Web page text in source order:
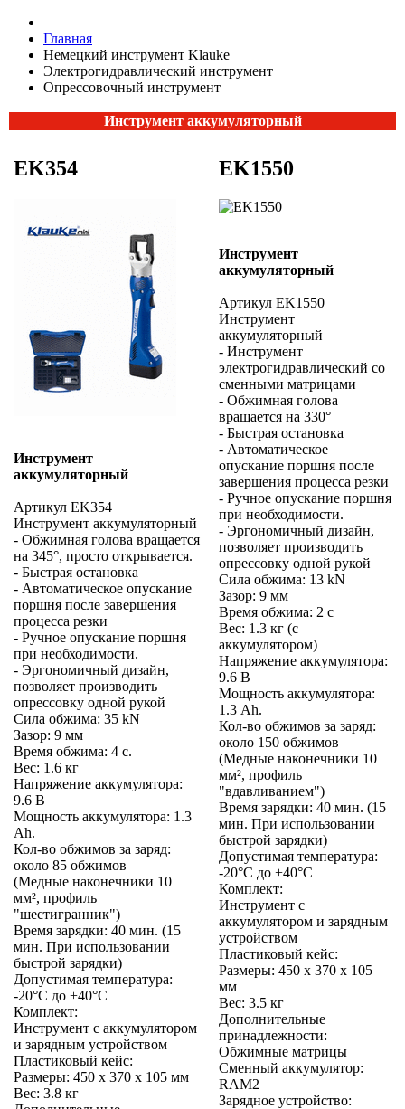
Главная
Немецкий инструмент Klauke
Электрогидравлический инструмент
Опрессовочный инструмент
Инструмент аккумуляторный
EK354
Инструмент
аккумуляторный
Артикул EK354
Инструмент аккумуляторный
- Обжимная голова вращается
на 345°, просто открывается.
- Быстрая остановка
- Автоматическое опускание
поршня после завершения
процесса резки
- Ручное опускание поршня
при необходимости.
- Эргономичный дизайн,
позволяет производить
опрессовку одной рукой
Сила обжима: 35 kN
Зазор: 9 мм
Время обжима: 4 с.
Вес: 1.6 кг
Напряжение аккумулятора:
9.6 В
Мощность аккумулятора: 1.3
Ah.
Кол-во обжимов за заряд:
около 85 обжимов
(Медные наконечники 10
мм², профиль
"шестигранник")
Время зарядки: 40 мин. (15
мин. При использовании
быстрой зарядки)
Допустимая температура:
-20°C до +40°C
Комплект:
Инструмент с аккумулятором
и зарядным устройством
Пластиковый кейс:
Размеры: 450 x 370 x 105 мм
Вес: 3.8 кг
EK1550
Инструмент
аккумуляторный
Артикул EK1550
Инструмент
аккумуляторный
- Инструмент
электрогидравлический со
сменными матрицами
- Обжимная голова
вращается на 330°
- Быстрая остановка
- Автоматическое
опускание поршня после
завершения процесса резки
- Ручное опускание поршня
при необходимости.
- Эргономичный дизайн,
позволяет производить
опрессовку одной рукой
Сила обжима: 13 kN
Зазор: 9 мм
Время обжима: 2 с
Вес: 1.3 кг (с
аккумулятором)
Напряжение аккумулятора:
9.6 В
Мощность аккумулятора:
1.3 Ah.
Кол-во обжимов за заряд:
около 150 обжимов
(Медные наконечники 10
мм², профиль
"вдавливанием")
Время зарядки: 40 мин. (15
мин. При использовании
быстрой зарядки)
Допустимая температура:
-20°C до +40°C
Комплект:
Инструмент с
аккумулятором и зарядным
устройством
Пластиковый кейс:
Размеры: 450 x 370 x 105
мм
Вес: 3.5 кг
Дополнительные
принадлежности:
Обжимные матрицы
Сменный аккумулятор:
RAM2
Зарядное устройство: